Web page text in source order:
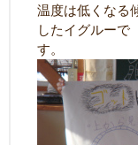
温度は低くなる
したイグルーで
す。